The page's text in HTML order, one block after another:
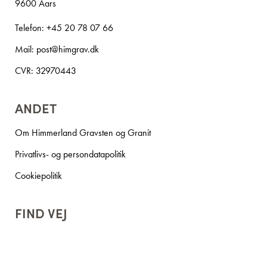
9600 Aars
Telefon: +45 20 78 07 66
Mail: post@himgrav.dk
CVR: 32970443
ANDET
Om Himmerland Gravsten og Granit
Privatlivs- og persondatapolitik
Cookiepolitik
FIND VEJ